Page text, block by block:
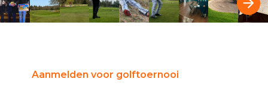
Aanmelden voor golftoernooi